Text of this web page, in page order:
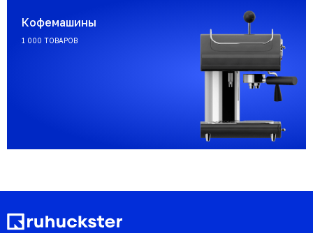
Кофемашины
1 000 ТОВАРОВ